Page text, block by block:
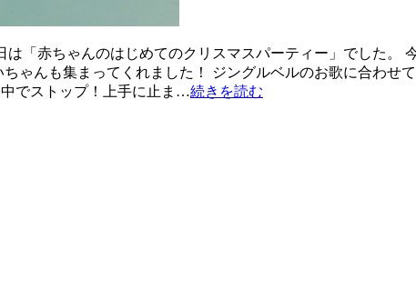
「赤ちゃんのはじめてのクリスマスパーティー」でした。
ゃんも集まってくれました！ ジングルベルのお歌に合わ
でストップ！上手に止ま…続きを読む